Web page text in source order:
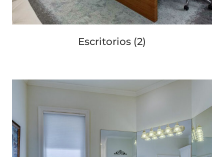
Escritorios(2)